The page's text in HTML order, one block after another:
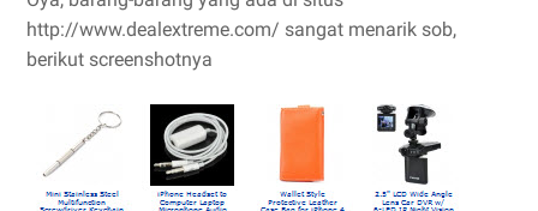
http://www.dealextreme.com/ sangat menarik sob,
berikut screenshotnya